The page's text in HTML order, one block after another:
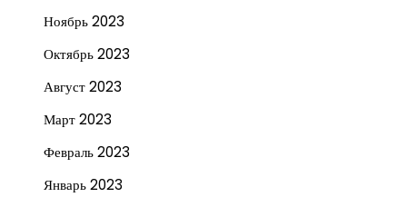
Ноябрь 2023
Октябрь 2023
Август 2023
Март 2023
Февраль 2023
Январь 2023